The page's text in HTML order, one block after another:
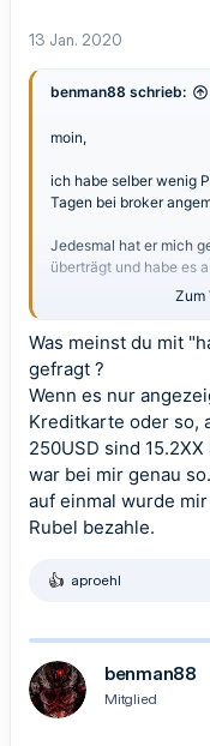
13 Jan. 2020
benman88 schrieb:
moin,
ich habe selber wenig
Tagen bei broker
Jedesmal hat er mich
überträgt und habe es
Zum
Was meinst du mit
gefragt ?
Wenn es nur
Kreditkarte oder so,
250USD sind
war bei mir genau
auf einmal wurde
Rubel bezahle.
R
k
t
i
o
n
aproehl
benman88
Mitglied